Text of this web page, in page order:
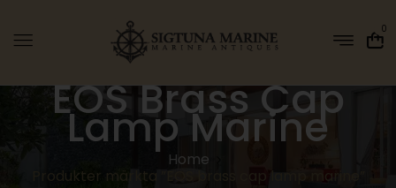
0
EOS Brass Cap
Lamp Marine
Home
Produkter märkta ”EOS brass cap lamp marine”